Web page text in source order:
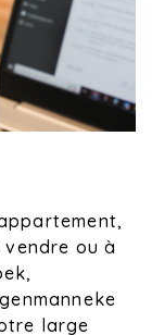
ou à
large